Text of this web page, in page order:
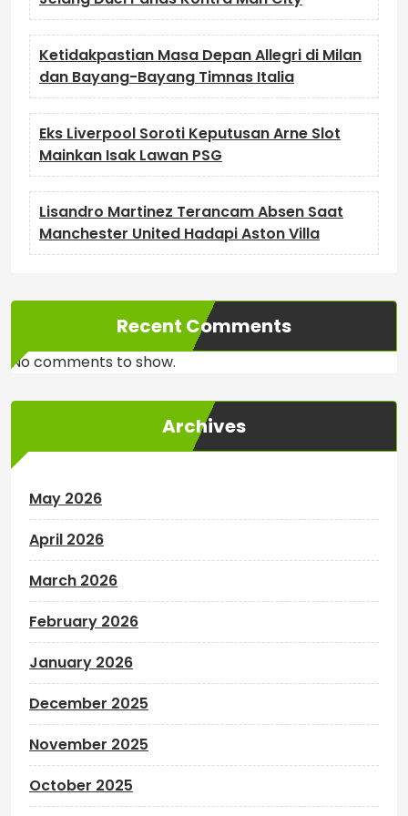
Ketidakpastian Masa Depan Allegri di Milan
dan Bayang-Bayang Timnas Italia
Eks Liverpool Soroti Keputusan Arne Slot
Mainkan Isak Lawan PSG
Lisandro Martinez Terancam Absen Saat
Manchester United Hadapi Aston Villa
Recent Comments
No comments to show.
Archives
May 2026
April 2026
March 2026
February 2026
January 2026
December 2025
November 2025
October 2025